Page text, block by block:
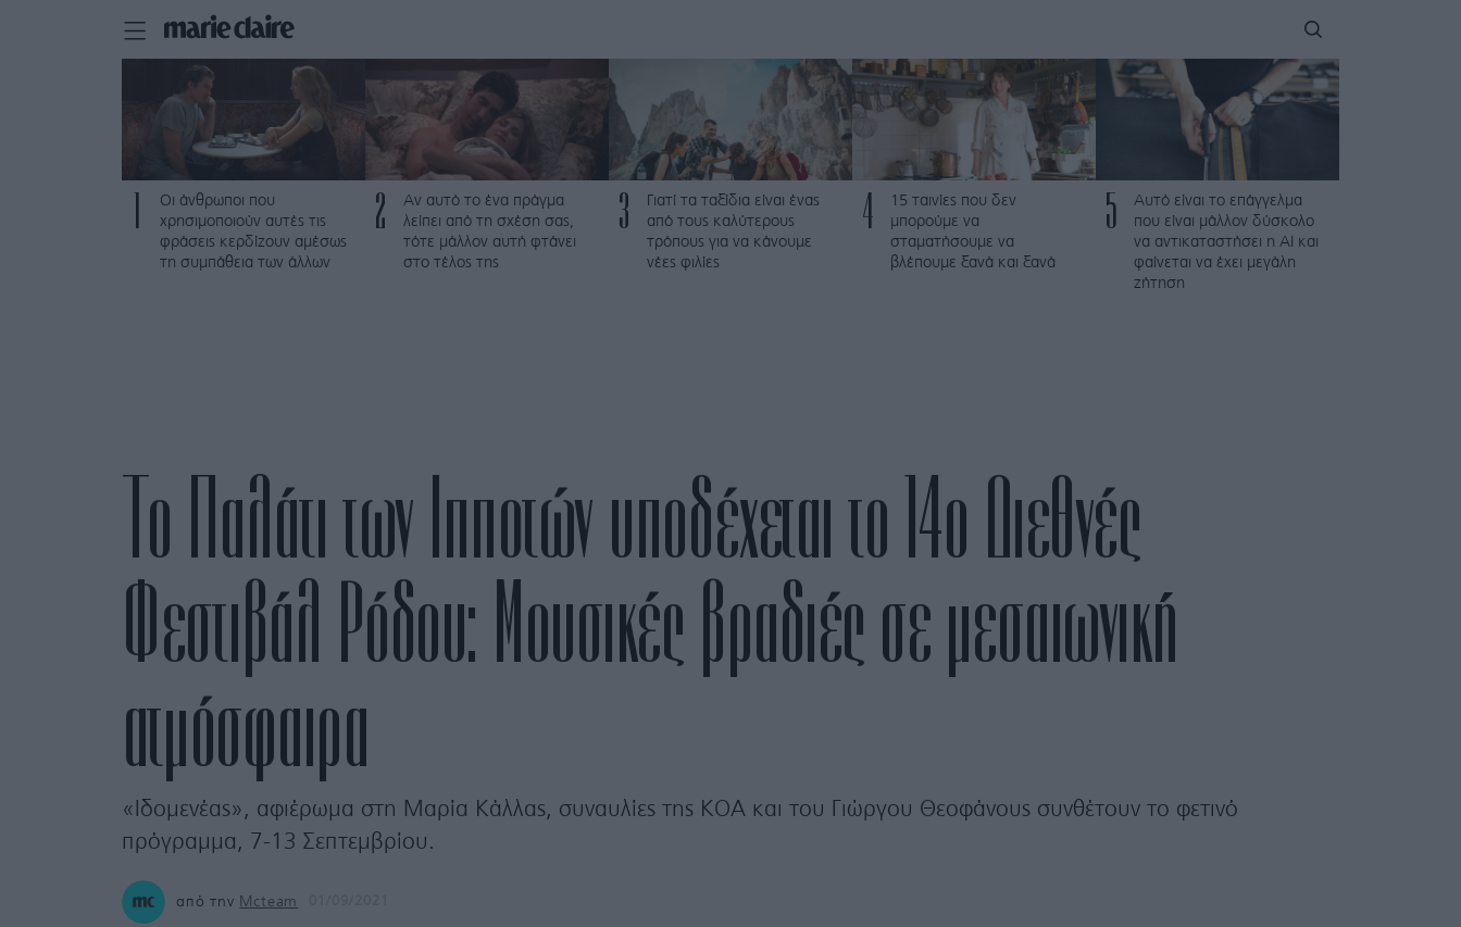
Οι άνθρωποι που
χρησιμοποιούν αυτές τις
φράσεις κερδίζουν αμέσως
τη συμπάθεια των άλλων
2
Αν αυτό το ένα πράγμα
λείπει από τη σχέση σας,
τότε μάλλον αυτή φτάνει
στο τέλος της
3
Γιατί τα ταξίδια είναι ένας
από τους καλύτερους
τρόπους για να κάνουμε
νέες φιλίες
4
15 ταινίες που δεν
μπορούμε να
σταματήσουμε να
βλέπουμε ξανά και ξανά
5
Αυτό είναι το επάγγελμα
που είναι μάλλον δύσκολο
να αντικαταστήσει η AI και
φαίνεται να έχει μεγάλη
ζήτηση
Το Παλάτι των Ιπποτών υποδέχεται το 14ο Διεθνές
Φεστιβάλ Ρόδου: Μουσικές βραδιές σε μεσαιωνική
ατμόσφαιρα
«Ιδομενέας», αφιέρωμα στη Μαρία Κάλλας, συναυλίες της ΚΟΑ και του Γιώργου Θεοφάνους συνθέτουν το φετινό
πρόγραμμα, 7-13 Σεπτεμβρίου.
από την Mcteam